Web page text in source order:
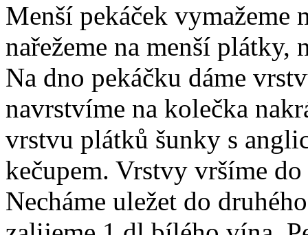
Menší pekáček vymažeme
nařežeme na menší plátky,
Na dno pekáčku dáme
navrstvíme na kolečka
vrstvu plátků šunky s
kečupem. Vrstvy vršíme
Necháme uležet do